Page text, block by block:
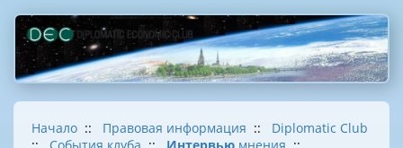
Начало :: Правовая информация :: Diplomatic Club